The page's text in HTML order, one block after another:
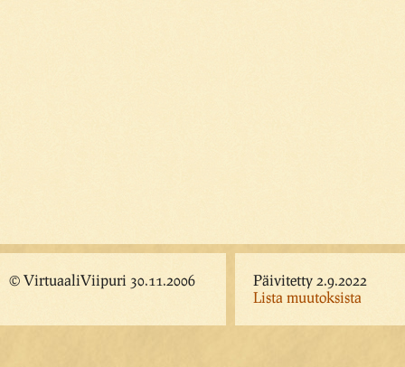
© VirtuaaliViipuri 30.11.2006
Päivitetty 2.9.2022
Lista muutoksista